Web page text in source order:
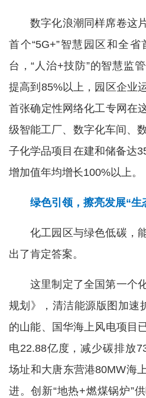
数字化浪潮同样席卷这
首个“5G+”智慧园区和全
台，“人治+技防”的智慧监
提高到85%以上，园区企业
首张确定性网络化工专网在
级智能工厂、数字化车间、
子化学品项目在建和储备达
增加值年均增长100%以上。
绿色引领，擦亮发展“生
化工园区与绿色低碳，
出了肯定答案。
这里制定了全国第一个
规划》，清洁能源版图加速
的山能、国华海上风电项目
电22.88亿度，减少碳排放
场址和大唐东营港80MW海
进。创新“地热+燃煤锅炉”